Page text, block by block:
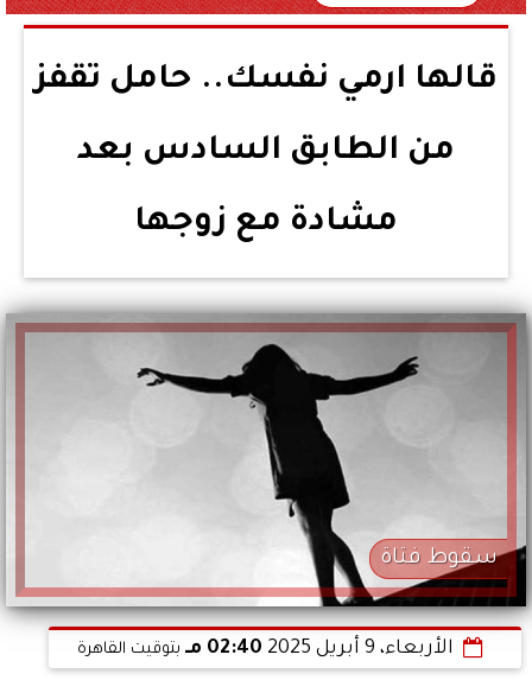
قالها ارمي نفسك.. حامل تقفز
من الطابق السادس بعد
مشادة مع زوجها
سقوط فتاة
الأربعاء، 9 أبريل 2025 02:40 مـ بتوقيت القاهرة